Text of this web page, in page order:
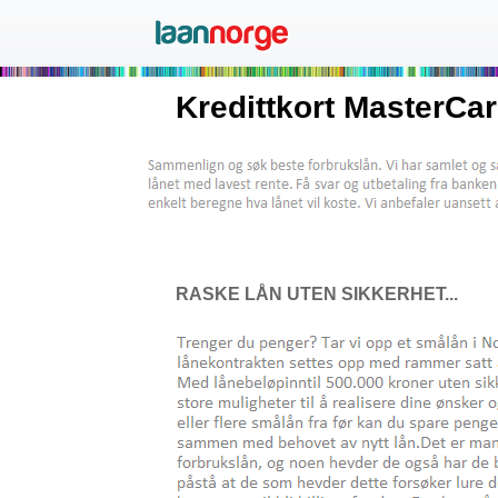
Kredittkort
RASKE LÅN UTEN SIKKERHET...